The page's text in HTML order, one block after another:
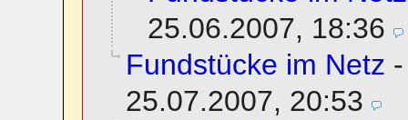
25.06.2007, 18:36
Fundstücke im Netz
25.07.2007, 20:53